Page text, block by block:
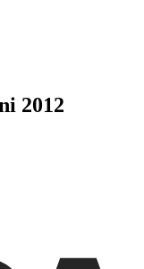
2012